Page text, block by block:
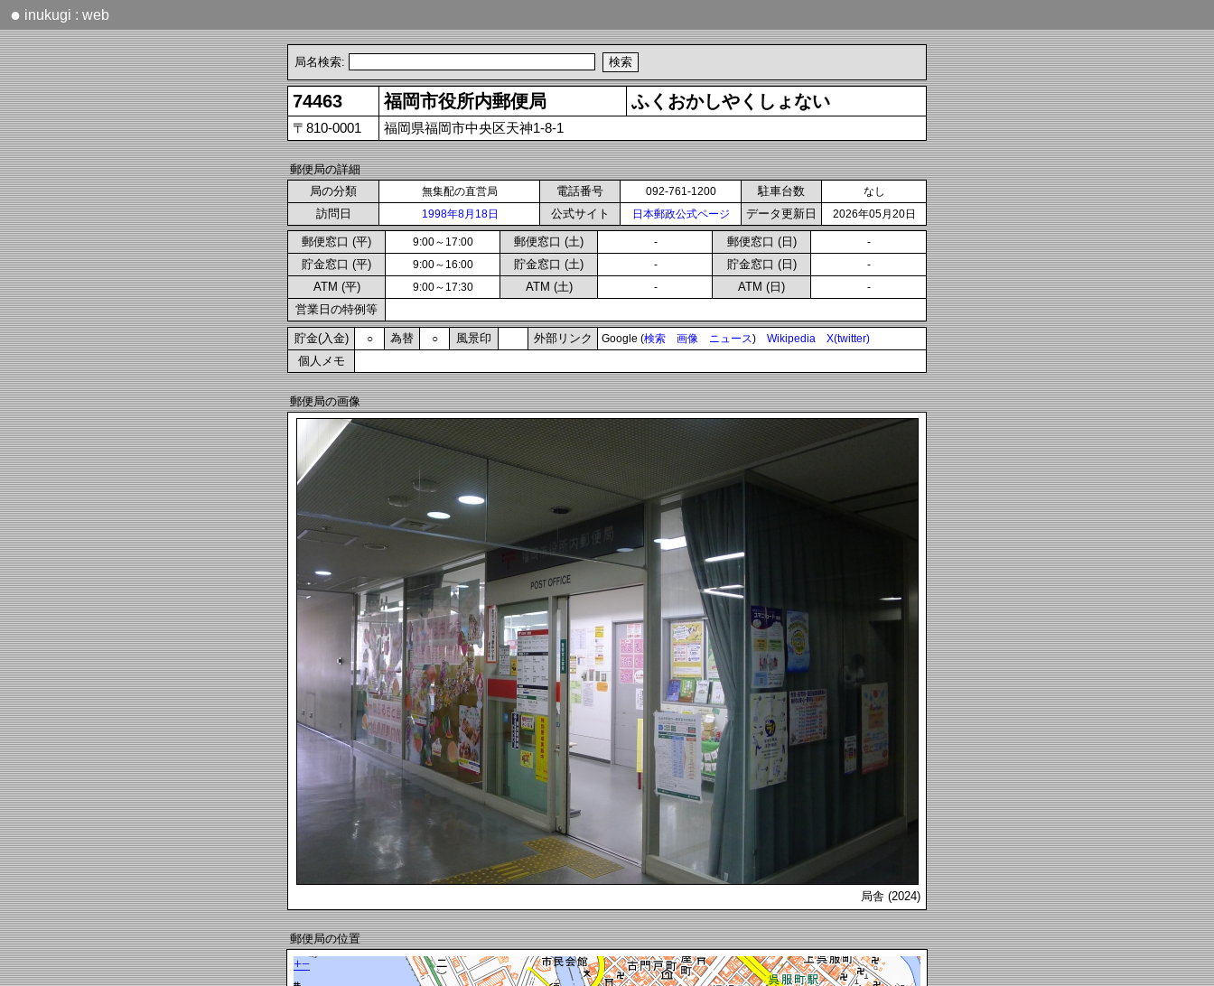
● inukugi : web
局名検索:
74463 福岡市役所内郵便局 ふくおかしやくしょない
〒810-0001 福岡県福岡市中央区天神1-8-1
郵便局の詳細
局の分類
無集配の直営局 電話番号 092-761-1200 駐車台数 なし
訪問日 1998年8月18日 公式サイト 日本郵政公式ページ データ更新日 2026年05月20日
郵便窓口 (平) 9:00～17:00 郵便窓口 (土) - 郵便窓口 (日) -
貯金窓口 (平) 9:00～16:00 貯金窓口 (土) - 貯金窓口 (日) -
ATM (平) 9:00～17:30 ATM (土) - ATM (日) -
営業日の特例等
貯金(入金) ○ 為替 ○ 風景印 外部リンク Google (検索 画像 ニュース) Wikipedia X(twitter)
個人メモ
郵便局の画像
局舎 (2024)
郵便局の位置